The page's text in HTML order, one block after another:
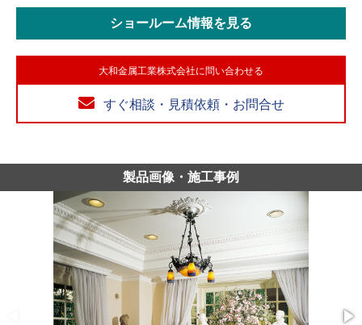
ショールーム情報を見る
大和金属工業株式会社に問い合わせる
すぐ相談・見積依頼・お問合せ
製品画像・施工事例